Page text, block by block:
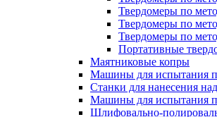
Твердомеры по
Твердомеры по
Твердомеры по
Портативные
Маятниковые копры
Машины для испытания
Станки для нанесения
Машины для испытания
Шлифовально-